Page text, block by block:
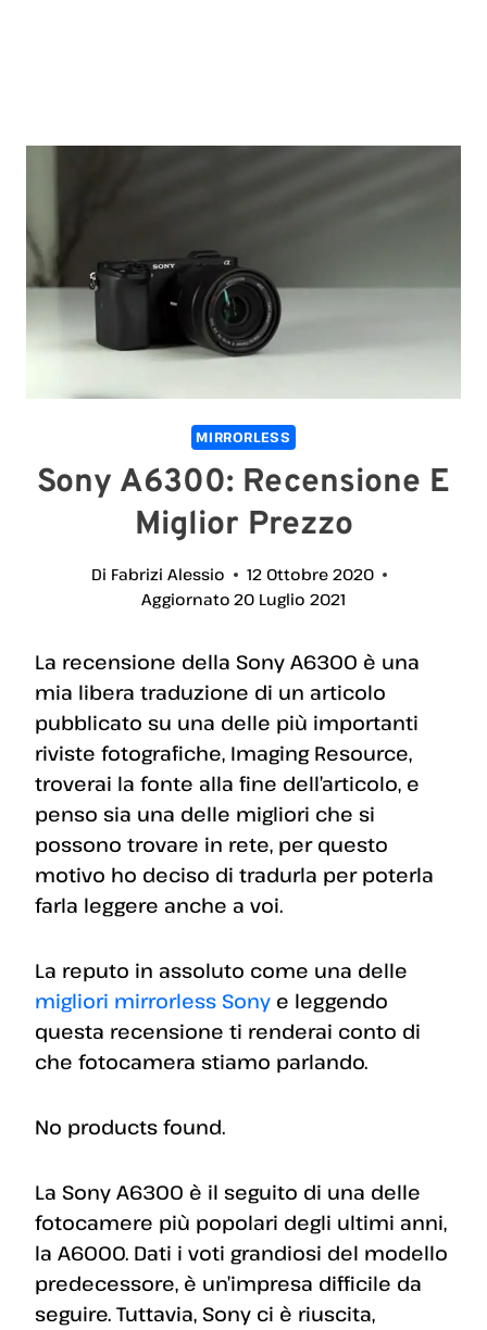
MIRRORLESS
Sony A6300: Recensione E
Miglior Prezzo
Di Fabrizi Alessio
12 Ottobre 2020
Aggiornato 20 Luglio 2021
La recensione della Sony A6300 è una
mia libera traduzione di un articolo
pubblicato su una delle più importanti
riviste fotografiche, Imaging Resource,
troverai la fonte alla fine dell’articolo, e
penso sia una delle migliori che si
possono trovare in rete, per questo
motivo ho deciso di tradurla per poterla
farla leggere anche a voi.
La reputo in assoluto come una delle
migliori mirrorless Sony e leggendo
questa recensione ti renderai conto di
che fotocamera stiamo parlando.
No products found.
La Sony A6300 è il seguito di una delle
fotocamere più popolari degli ultimi anni,
la A6000. Dati i voti grandiosi del modello
predecessore, è un’impresa difficile da
seguire. Tuttavia, Sony ci è riuscita,